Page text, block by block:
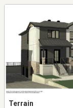
Terrain